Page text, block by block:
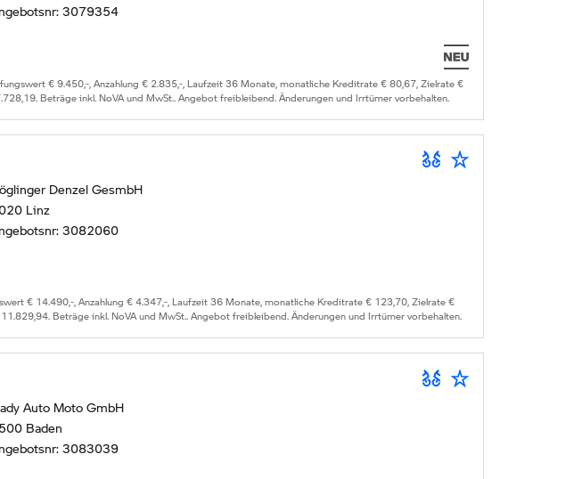
3079354
€ 9.450,-, Anzahlung € 2.835,-, Laufzeit 36 Monate, monatliche Kreditrate € 80,67, Zielrate €
Beträge inkl. NoVA und MwSt.. Angebot freibleibend. Änderungen und Irrtümer vorbehalten.
Denzel GesmbH
Linz
3082060
€ 14.490,-, Anzahlung € 4.347,-, Laufzeit 36 Monate, monatliche Kreditrate € 123,70, Zielrate €
Beträge inkl. NoVA und MwSt.. Angebot freibleibend. Änderungen und Irrtümer vorbehalten.
Auto Moto GmbH
Baden
3083039